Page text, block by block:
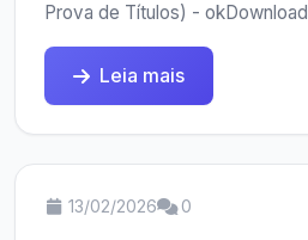
Prova de Títulos) - okDownload
Leia mais
13/02/2026 0